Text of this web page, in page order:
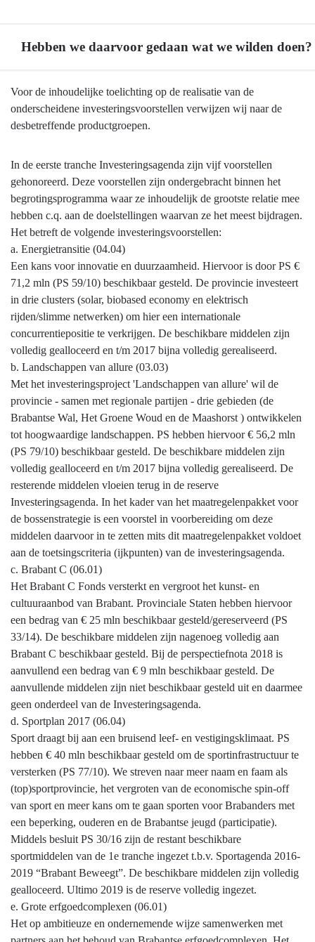
Hebben we daarvoor gedaan wat we wilden doen?
Terug
naar
navigatie
Investeringsagenda
Hebben
we
daarvoor
gedaan
wat
we
wilden
Voor de inhoudelijke toelichting op de realisatie van de
onderscheidene investeringsvoorstellen verwijzen wij naar de
desbetreffende productgroepen.
In de eerste tranche Investeringsagenda zijn vijf voorstellen
gehonoreerd. Deze voorstellen zijn ondergebracht binnen het
begrotingsprogramma waar ze inhoudelijk de grootste relatie mee
hebben c.q. aan de doelstellingen waarvan ze het meest bijdragen.
Het betreft de volgende investeringsvoorstellen:
a. Energietransitie (04.04)
Een kans voor innovatie en duurzaamheid. Hiervoor is door PS €
71,2 mln (PS 59/10) beschikbaar gesteld. De provincie investeert
in drie clusters (solar, biobased economy en elektrisch
rijden/slimme netwerken) om hier een internationale
concurrentiepositie te verkrijgen. De beschikbare middelen zijn
volledig gealloceerd en t/m 2017 bijna volledig gerealiseerd.
b. Landschappen van allure (03.03)
Met het investeringsproject 'Landschappen van allure' wil de
provincie - samen met regionale partijen - drie gebieden (de
Brabantse Wal, Het Groene Woud en de Maashorst ) ontwikkelen
tot hoogwaardige landschappen. PS hebben hiervoor € 56,2 mln
(PS 79/10) beschikbaar gesteld. De beschikbare middelen zijn
volledig gealloceerd en t/m 2017 bijna volledig gerealiseerd. De
resterende middelen vloeien terug in de reserve
Investeringsagenda. In het kader van het maatregelenpakket voor
de bossenstrategie is een voorstel in voorbereiding om deze
middelen daarvoor in te zetten mits dit maatregelenpakket voldoet
aan de toetsingscriteria (ijkpunten) van de investeringsagenda.
c. Brabant C (06.01)
Het Brabant C Fonds versterkt en vergroot het kunst- en
cultuuraanbod van Brabant. Provinciale Staten hebben hiervoor
een bedrag van € 25 mln beschikbaar gesteld/gereserveerd (PS
33/14). De beschikbare middelen zijn nagenoeg volledig aan
Brabant C beschikbaar gesteld. Bij de perspectiefnota 2018 is
aanvullend een bedrag van € 9 mln beschikbaar gesteld. De
aanvullende middelen zijn niet beschikbaar gesteld uit en daarmee
geen onderdeel van de Investeringsagenda.
d. Sportplan 2017 (06.04)
Sport draagt bij aan een bruisend leef- en vestigingsklimaat. PS
hebben € 40 mln beschikbaar gesteld om de sportinfrastructuur te
versterken (PS 77/10). We streven naar meer naam en faam als
(top)sportprovincie, het vergroten van de economische spin-off
van sport en meer kans om te gaan sporten voor Brabanders met
een beperking, ouderen en de Brabantse jeugd (participatie).
Middels besluit PS 30/16 zijn de restant beschikbare
sportmiddelen van de 1e tranche ingezet t.b.v. Sportagenda 2016-
2019 “Brabant Beweegt”. De beschikbare middelen zijn volledig
gealloceerd. Ultimo 2019 is de reserve volledig ingezet.
e. Grote erfgoedcomplexen (06.01)
Het op ambitieuze en ondernemende wijze samenwerken met